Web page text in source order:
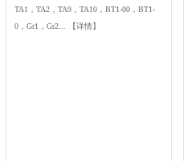
TA1，TA2，TA9，TA10，BT1-00，BT1-
0，Gr1，Gr2...
【详情】